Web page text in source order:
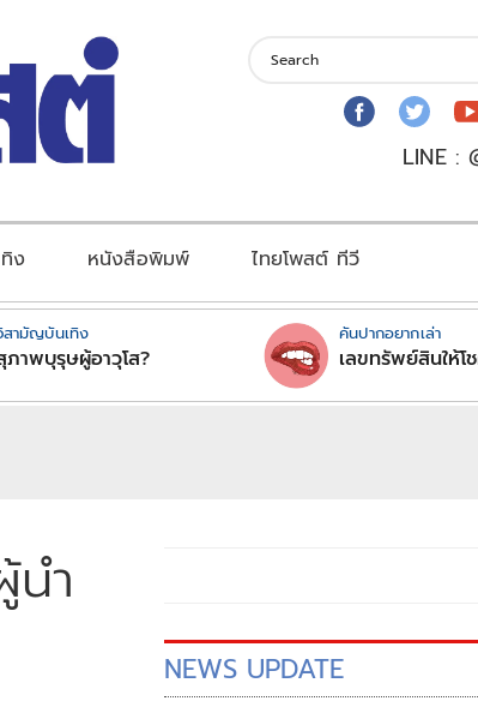
LINE :
ง หนังสือพิมพ์ ไทยโพสต์ ทีวี
สามัญบันเทิง
ภาพบุรุษผู้อาวุโส?
คันปากอยากเล่า
เลขทรัพย์สินให้โ
ำ
NEWS UPDATE